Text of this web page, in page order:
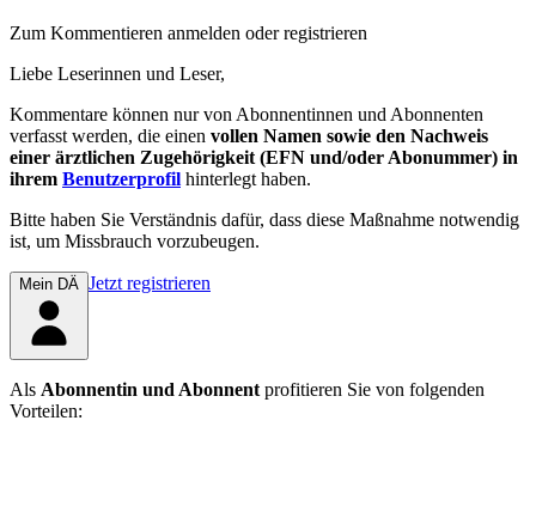
Zum Kommentieren anmelden oder registrieren
Liebe Leserinnen und Leser,
Kommentare können nur von Abonnentinnen und Abonnenten
verfasst werden, die einen vollen Namen sowie den Nachweis
einer ärztlichen Zugehörigkeit (EFN und/oder Abonummer) in
ihrem Benutzerprofil hinterlegt haben.
Bitte haben Sie Verständnis dafür, dass diese Maßnahme notwendig
ist, um Missbrauch vorzubeugen.
Mein DÄ Jetzt registrieren
Als Abonnentin und Abonnentprofitieren Sie von folgenden
Vorteilen: